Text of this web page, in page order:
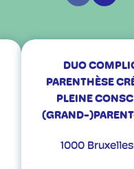
DUO
PARENTHÈSE
PLEINE
(GRAND-
1000